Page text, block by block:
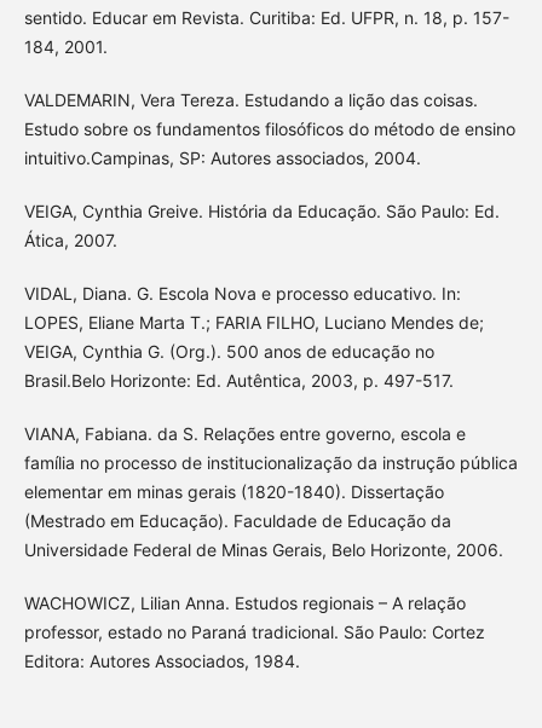
sentido. Educar em Revista. Curitiba: Ed. UFPR, n. 18, p. 157-
184, 2001.
VALDEMARIN, Vera Tereza. Estudando a lição das coisas.
Estudo sobre os fundamentos filosóficos do método de ensino
intuitivo.Campinas, SP: Autores associados, 2004.
VEIGA, Cynthia Greive. História da Educação. São Paulo: Ed.
Ática, 2007.
VIDAL, Diana. G. Escola Nova e processo educativo. In:
LOPES, Eliane Marta T.; FARIA FILHO, Luciano Mendes de;
VEIGA, Cynthia G. (Org.). 500 anos de educação no
Brasil.Belo Horizonte: Ed. Autêntica, 2003, p. 497-517.
VIANA, Fabiana. da S. Relações entre governo, escola e
família no processo de institucionalização da instrução pública
elementar em minas gerais (1820-1840). Dissertação
(Mestrado em Educação). Faculdade de Educação da
Universidade Federal de Minas Gerais, Belo Horizonte, 2006.
WACHOWICZ, Lilian Anna. Estudos regionais – A relação
professor, estado no Paraná tradicional. São Paulo: Cortez
Editora: Autores Associados, 1984.